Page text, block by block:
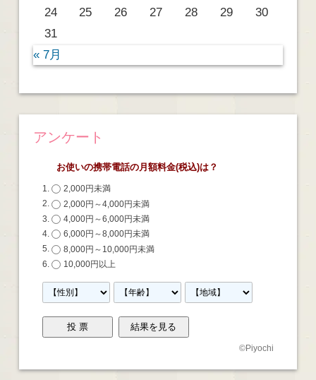
24
25 26 27 28 29
30
31
« 7月
アンケート
お使いの携帯電話の月額料金(税込)は？
2,000円未満
2,000円～4,000円未満
4,000円～6,000円未満
6,000円～8,000円未満
8,000円～10,000円未満
10,000円以上
©Piyochi